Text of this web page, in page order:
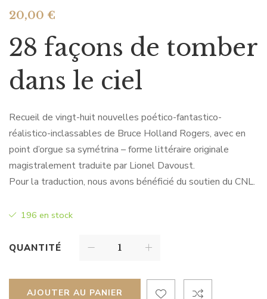
20,00 €
28 façons de tomber
dans le ciel
Recueil de vingt-huit nouvelles poético-fantastico-
réalistico-inclassables de Bruce Holland Rogers, avec en
point d’orgue sa symétrina – forme littéraire originale
magistralement traduite par Lionel Davoust.
Pour la traduction, nous avons bénéficié du soutien du CNL.
196 en stock
QUANTITÉ
AJOUTER AU PANIER